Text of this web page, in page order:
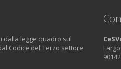
dalla legge quadro sul
Codice del Terzo settore